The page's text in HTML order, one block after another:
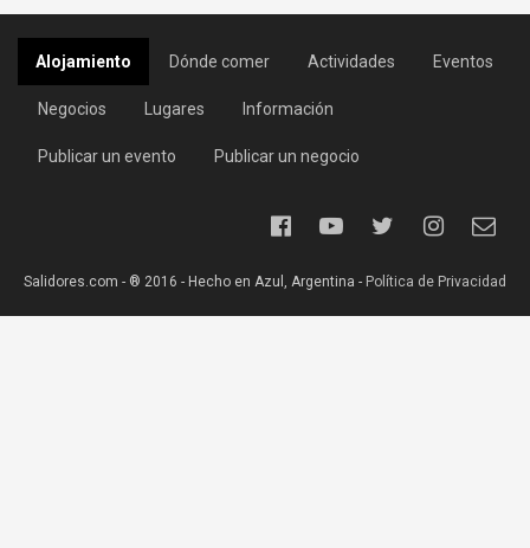
Alojamiento Dónde comer Actividades Eventos
Negocios Lugares Información
Publicar un evento Publicar un negocio
Salidores.com - ® 2016 - Hecho en Azul, Argentina - Política de Privacidad